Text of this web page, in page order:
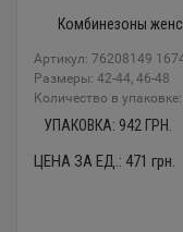
Комбинезоны
Артикул: 76208149
Размеры: 42-44, 46-48
Количество в
УПАКОВКА: 942 ГРН.
ЦЕНА ЗА ЕД.: 471 грн.